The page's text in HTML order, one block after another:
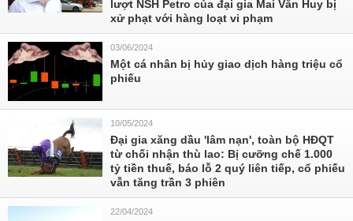
lượt NSH Petro của đại gia Mai Văn Huy bị
xử phạt với hàng loạt vi phạm
03/06/2024
Một cá nhân bị hủy giao dịch hàng triệu cổ
phiếu
10/05/2024
Đại gia xăng dầu 'lâm nạn', toàn bộ HĐQT
từ chối nhận thù lao: Bị cưỡng chế 1.000
tỷ tiền thuế, báo lỗ 2 quý liên tiếp, cổ phiếu
vẫn tăng trần 3 phiên
22/04/2024